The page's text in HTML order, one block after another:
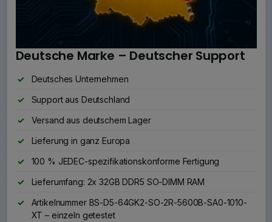
Deutsche Marke – Deutscher Support
Deutsches Unternehmen
Support aus Deutschland
Versand aus deutschem Lager
Lieferung in ganz Europa
100 % JEDEC-spezifikationskonforme Fertigung
Lieferumfang: 2x 32GB DDR5 SO-DIMM RAM
Artikelnummer BS-D5-64GK2-SO-2R-5600B-SA0-1010-
XT – einzeln getestet